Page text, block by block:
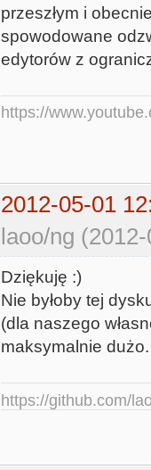
przeszłym i
spowodowane
edytorów z
https://
2012-05-01
laoo/ng
Dziękuję :)
Nie byłoby tej
(dla naszego
maksymalnie
https://github.com/